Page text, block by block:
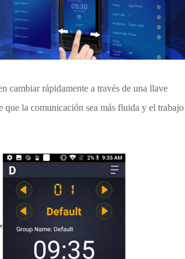
cambiar rápidamente a través de una llave
que la comunicación sea más fluida y el trabajo